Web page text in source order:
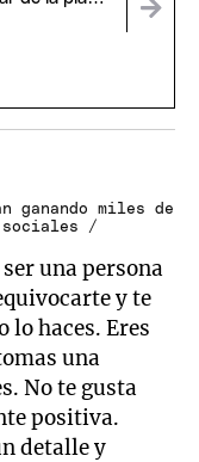
ganando miles de
sociales /
una persona
y te
lo haces. Eres
una
No te gusta
positiva.
detalle y